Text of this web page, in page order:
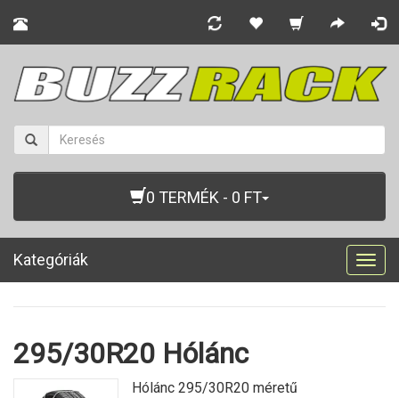
0 TERMÉK - 0 FT
Kategóriák
295/30R20 Hólánc
Hólánc 295/30R20 méretű